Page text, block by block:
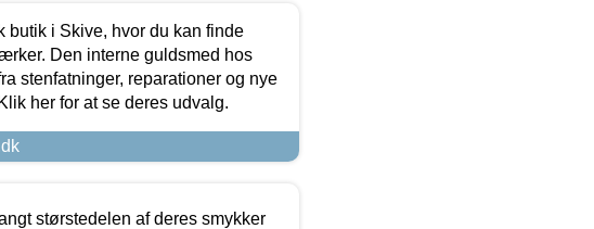
butik i Skive, hvor du kan finde
Den interne guldsmed hos
stenfatninger, reparationer og nye
her for at se deres udvalg.
størstedelen af deres smykker